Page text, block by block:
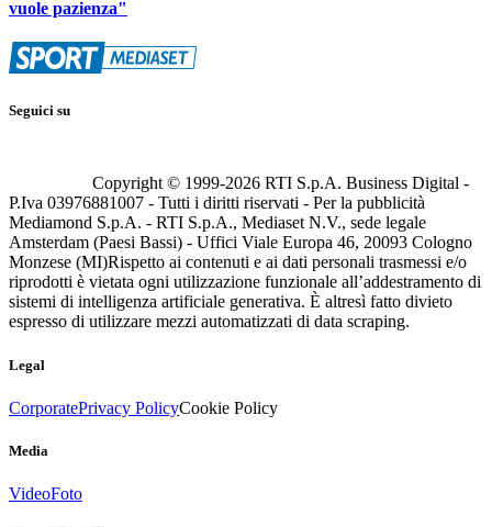
vuole pazienza"
Seguici su
Copyright © 1999-2026 RTI S.p.A. Business Digital -
P.Iva 03976881007 - Tutti i diritti riservati - Per la pubblicità
Mediamond S.p.A. - RTI S.p.A., Mediaset N.V., sede legale
Amsterdam (Paesi Bassi) - Uffici Viale Europa 46, 20093 Cologno
Monzese (MI)Rispetto ai contenuti e ai dati personali trasmessi e/o
riprodotti è vietata ogni utilizzazione funzionale all’addestramento di
sistemi di intelligenza artificiale generativa. È altresì fatto divieto
espresso di utilizzare mezzi automatizzati di data scraping.
Legal
CorporatePrivacy PolicyCookie Policy
Media
VideoFoto